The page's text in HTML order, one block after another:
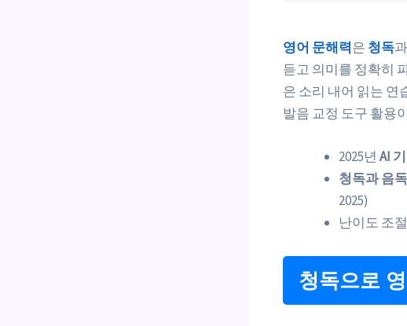
영어 문해력은 청독과
듣고 의미를 정확히
은 소리 내어 읽는 연
발음 교정 도구 활용
2025년 AI
청독과 음
2025)
난이도 조
청독으로